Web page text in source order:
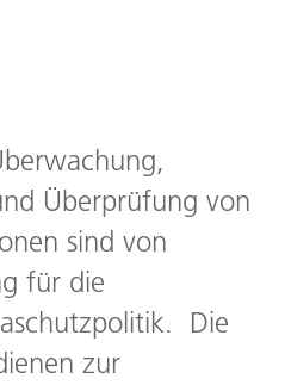
Überprüfung von
sind von
für die
Die
zur